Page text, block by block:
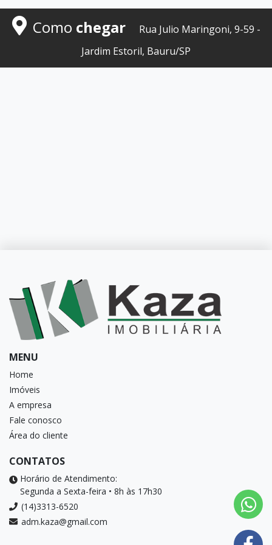
Como chegar
Rua Julio Maringoni, 9-59 -
Jardim Estoril, Bauru/SP
MENU
Home
Imóveis
A empresa
Fale conosco
Área do cliente
CONTATOS
Horário de Atendimento:
Segunda a Sexta-feira • 8h às 17h30
(14)3313-6520
adm.kaza@gmail.com